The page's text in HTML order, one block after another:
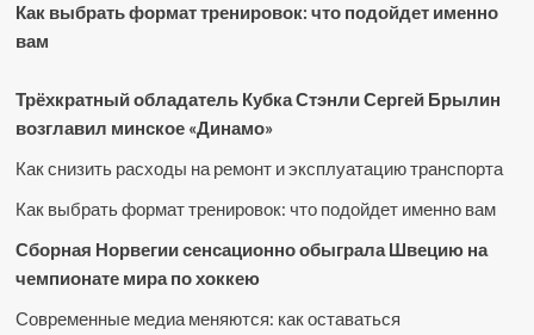
Как выбрать формат тренировок: что подойдет именно
вам
Трёхкратный обладатель Кубка Стэнли Сергей Брылин
возглавил минское «Динамо»
Как снизить расходы на ремонт и эксплуатацию транспорта
Как выбрать формат тренировок: что подойдет именно вам
Сборная Норвегии сенсационно обыграла Швецию на
чемпионате мира по хоккею
Современные медиа меняются: как оставаться